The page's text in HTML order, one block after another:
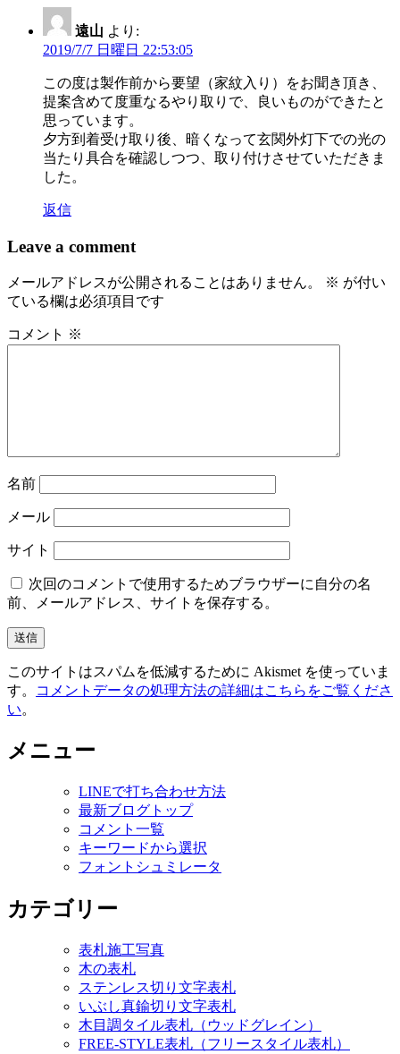
遠山 より:
2019/7/7 日曜日 22:53:05
この度は製作前から要望（家紋入り）をお聞き頂き、
提案含めて度重なるやり取りで、良いものができたと
思っています。
夕方到着受け取り後、暗くなって玄関外灯下での光の
当たり具合を確認しつつ、取り付けさせていただきま
した。
返信
Leave a comment
メールアドレスが公開されることはありません。 ※ が付い
ている欄は必須項目です
コメント ※
名前
メール
サイト
次回のコメントで使用するためブラウザーに自分の名
前、メールアドレス、サイトを保存する。
このサイトはスパムを低減するために Akismet を使っていま
す。
コメントデータの処理方法の詳細はこちらをご覧くださ
い。
メニュー
LINEで打ち合わせ方法
最新ブログトップ
コメント一覧
キーワードから選択
フォントシュミレータ
カテゴリー
表札施工写真
木の表札
ステンレス切り文字表札
いぶし真鍮切り文字表札
木目調タイル表札（ウッドグレイン）
FREE-STYLE表札（フリースタイル表札）